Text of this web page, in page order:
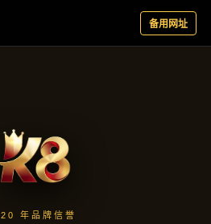
新闻动态
首页 新闻动态